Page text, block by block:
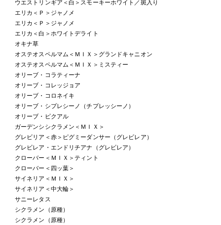
ウエストリンギア＜白＞スモーキーホワイト／斑入り
エリカ＜Ｐ＞ジャノメ
エリカ＜Ｐ＞ジャノメ
エリカ＜白＞ホワイトデライト
オキナ草
オステオスペルマム＜ＭＩＸ＞グランドキャニオン
オステオスペルマム＜ＭＩＸ＞ミスティー
オリーブ・コラティーナ
オリーブ・コレッジョア
オリーブ・コロネイキ
オリーブ・シプレシーノ（チプレッシーノ）
オリーブ・ピクアル
ガーデンシシクラメン＜ＭＩＸ＞
グレビリア＜赤＞ピグミーダンサー（グレビレア）
グレビレア・エンドリチアナ（グレビレア）
クローバー＜ＭＩＸ＞ティント
クローバー＜四ッ葉＞
サイネリア＜ＭＩＸ＞
サイネリア＜中大輪＞
サニーレタス
シクラメン（原種）
シクラメン（原種）